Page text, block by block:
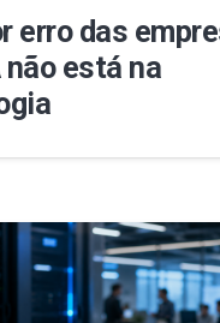
erro das
não está na